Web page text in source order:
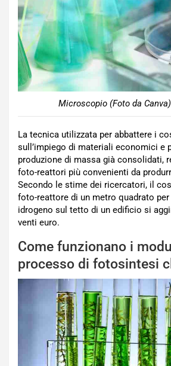
Microscopio (Foto da
La tecnica utilizzata per abbattere i
sull’impiego di materiali economici e
produzione di massa già consolidati,
foto-reattori più convenienti da
Secondo le stime dei ricercatori, il
foto-reattore di un metro quadrato
idrogeno sul tetto di un edificio si
venti euro.
Come funzionano i
processo di fotosintesi